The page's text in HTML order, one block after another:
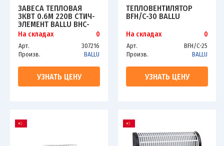
ЗАВЕСА ТЕПЛОВАЯ
3КВТ 0.6М 220В СТИЧ-
ЭЛЕМЕНТ BALLU BHC-
3.000SB
На складах 0
Арт.
307216
Произв.
BALLU
УЗНАТЬ ЦЕНУ
ТЕПЛОВЕНТИЛЯТОР
BFH/C-30 BALLU
На складах 0
Арт.
BFH/C-25
Произв.
BALLU
УЗНАТЬ ЦЕНУ